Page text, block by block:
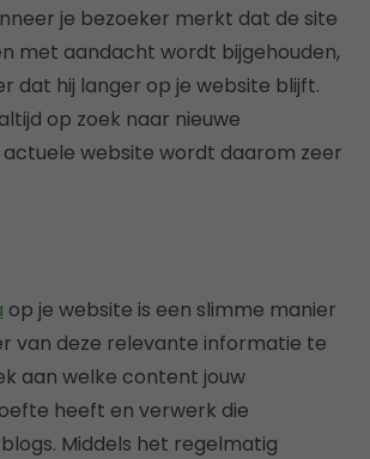
je bezoeker merkt dat de site
met aandacht wordt bijgehouden,
dat hij langer op je website blijft.
op zoek naar nieuwe
website wordt daarom zeer
op je website is een slimme manier
van deze relevante informatie te
aan welke content jouw
heeft en verwerk die
Middels het regelmatig